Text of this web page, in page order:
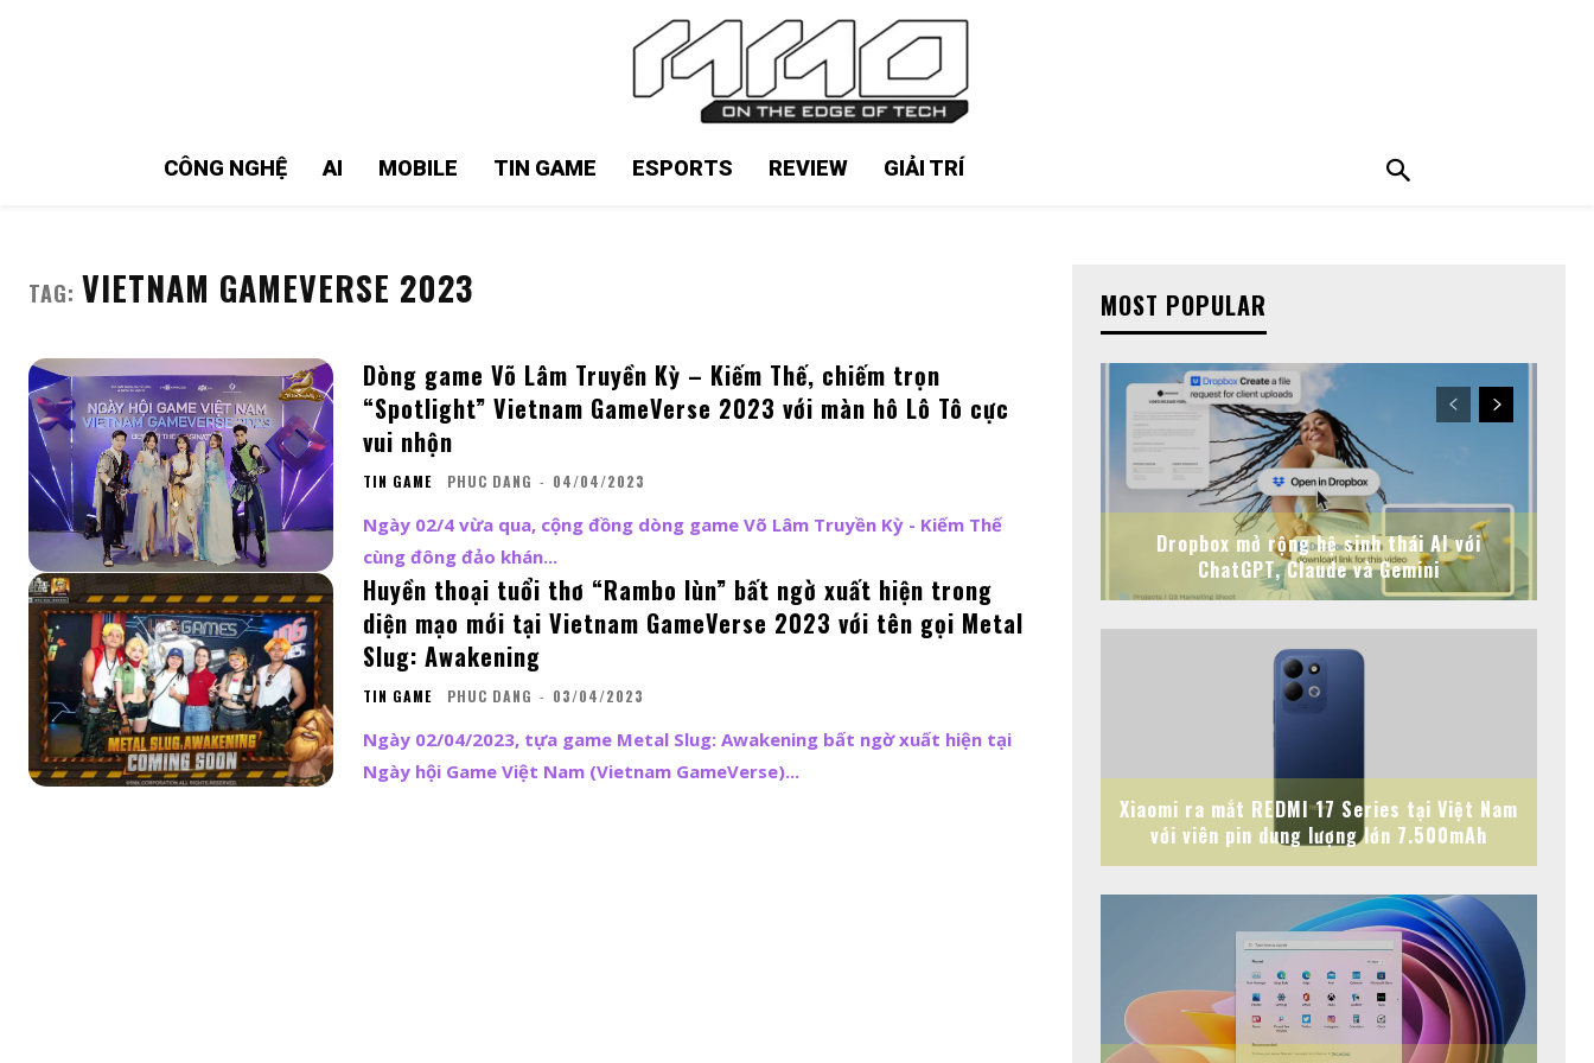
CÔNG NGHỆ AI MOBILE TIN GAME ESPORTS REVIEW GIẢI TRÍ
TAG: VIETNAM GAMEVERSE 2023
Dòng game Võ Lâm Truyền Kỳ – Kiếm Thế, chiếm trọn
“Spotlight” Vietnam GameVerse 2023 với màn hô Lô Tô cực
vui nhộn
TIN GAME PHUC DANG - 04/04/2023
Ngày 02/4 vừa qua, cộng đồng dòng game Võ Lâm Truyền Kỳ - Kiếm Thế
cùng đông đảo khán...
Huyền thoại tuổi thơ “Rambo lùn” bất ngờ xuất hiện trong
diện mạo mới tại Vietnam GameVerse 2023 với tên gọi Metal
Slug: Awakening
TIN GAME PHUC DANG - 03/04/2023
Ngày 02/04/2023, tựa game Metal Slug: Awakening bất ngờ xuất hiện tại
Ngày hội Game Việt Nam (Vietnam GameVerse)...
MOST POPULAR
Dropbox mở rộng hệ sinh thái AI với
ChatGPT, Claude và Gemini
Xiaomi ra mắt REDMI 17 Series tại Việt Nam
với viên pin dung lượng lớn 7.500mAh